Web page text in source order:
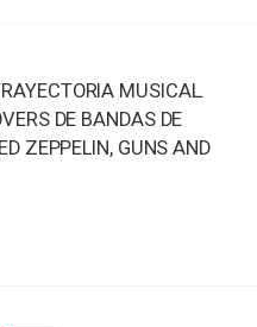
MUSICAL.
DE BANDAS DE
ZEPPELIN, GUNS AND